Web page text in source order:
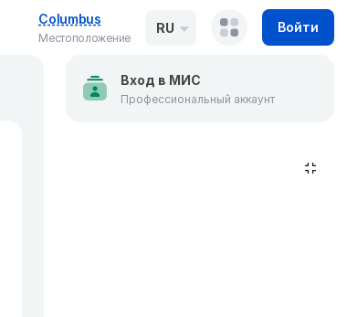
Columbus
Местоположение
RU Войти
Вход в МИС
Профессиональный аккаунт